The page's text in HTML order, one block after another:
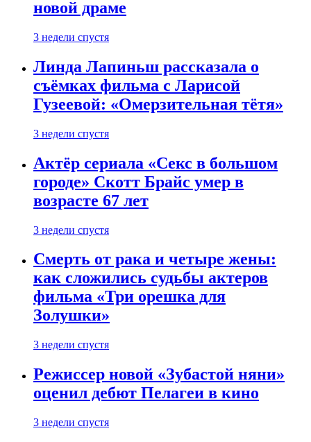
новой драме
3 недели спустя
Линда Лапиньш рассказала о
съёмках фильма с Ларисой
Гузеевой: «Омерзительная тётя»
3 недели спустя
Актёр сериала «Секс в большом
городе» Скотт Брайс умер в
возрасте 67 лет
3 недели спустя
Смерть от рака и четыре жены:
как сложились судьбы актеров
фильма «Три орешка для
Золушки»
3 недели спустя
Режиссер новой «Зубастой няни»
оценил дебют Пелагеи в кино
3 недели спустя